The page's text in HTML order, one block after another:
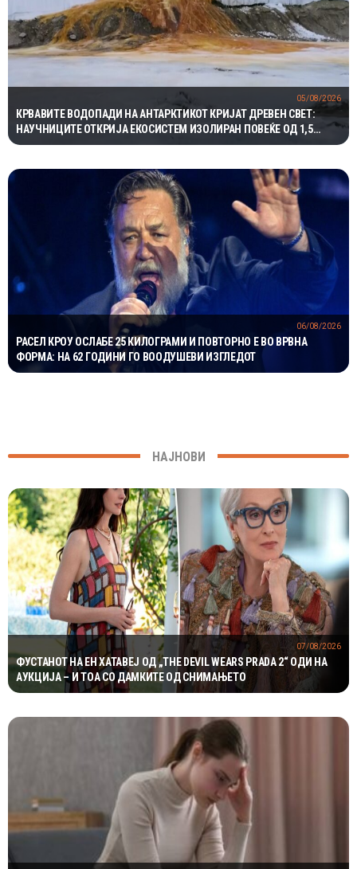
КРВАВИТЕ ВОДОПАДИ НА АНТАРКТИКОТ КРИЈАТ ДРЕВЕН СВЕТ:
НАУЧНИЦИТЕ ОТКРИЈА ЕКОСИСТЕМ ИЗОЛИРАН ПОВЕЌЕ ОД 1,5
МИЛИОНИ ГОДИНИ
05/08/2026
РАСЕЛ КРОУ ОСЛАБЕ 25 КИЛОГРАМИ И ПОВТОРНО Е ВО ВРВНА
ФОРМА: НА 62 ГОДИНИ ГО ВООДУШЕВИ ИЗГЛЕДОТ
06/08/2026
НАЈНОВИ
ФУСТАНОТ НА ЕН ХАТАВЕЈ ОД „THE DEVIL WEARS PRADA 2“ ОДИ НА
АУКЦИЈА – И ТОА СО ДАМКИТЕ ОД СНИМАЊЕТО
07/08/2026